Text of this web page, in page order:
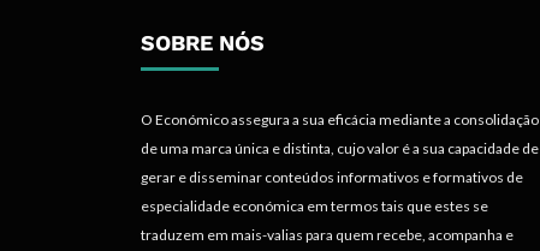
SOBRE NÓS
O Económico assegura a sua eficácia mediante a consolidação
de uma marca única e distinta, cujo valor é a sua capacidade de
gerar e disseminar conteúdos informativos e formativos de
especialidade económica em termos tais que estes se
traduzem em mais-valias para quem recebe, acompanha e